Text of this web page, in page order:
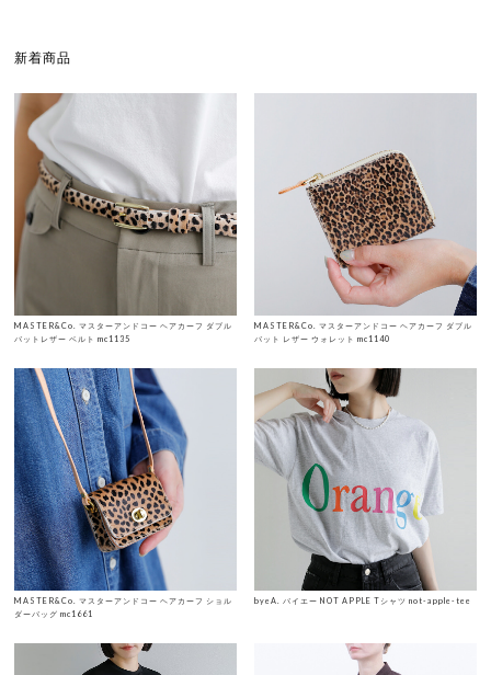
新着商品
MASTER&Co. マスターアンドコー ヘアカーフ ダブル
バットレザー ベルト mc1135
MASTER&Co. マスターアンドコー ヘアカーフ ダブル
バット レザー ウォレット mc1140
MASTER&Co. マスターアンドコー ヘアカーフ ショル
ダーバッグ mc1661
byeA. バイエー NOT APPLE Tシャツ not-apple-tee